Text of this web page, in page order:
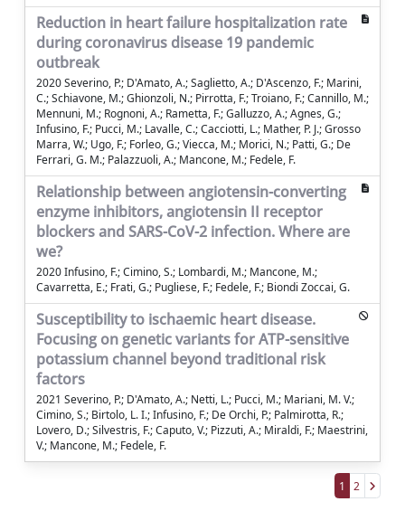
Reduction in heart failure hospitalization rate
during coronavirus disease 19 pandemic
outbreak
2020 Severino, P.; D'Amato, A.; Saglietto, A.; D'Ascenzo, F.; Marini,
C.; Schiavone, M.; Ghionzoli, N.; Pirrotta, F.; Troiano, F.; Cannillo, M.;
Mennuni, M.; Rognoni, A.; Rametta, F.; Galluzzo, A.; Agnes, G.;
Infusino, F.; Pucci, M.; Lavalle, C.; Cacciotti, L.; Mather, P. J.; Grosso
Marra, W.; Ugo, F.; Forleo, G.; Viecca, M.; Morici, N.; Patti, G.; De
Ferrari, G. M.; Palazzuoli, A.; Mancone, M.; Fedele, F.
Relationship between angiotensin-converting
enzyme inhibitors, angiotensin II receptor
blockers and SARS-CoV-2 infection. Where are
we?
2020 Infusino, F.; Cimino, S.; Lombardi, M.; Mancone, M.;
Cavarretta, E.; Frati, G.; Pugliese, F.; Fedele, F.; Biondi Zoccai, G.
Susceptibility to ischaemic heart disease.
Focusing on genetic variants for ATP-sensitive
potassium channel beyond traditional risk
factors
2021 Severino, P.; D'Amato, A.; Netti, L.; Pucci, M.; Mariani, M. V.;
Cimino, S.; Birtolo, L. I.; Infusino, F.; De Orchi, P.; Palmirotta, R.;
Lovero, D.; Silvestris, F.; Caputo, V.; Pizzuti, A.; Miraldi, F.; Maestrini,
V.; Mancone, M.; Fedele, F.
1 2